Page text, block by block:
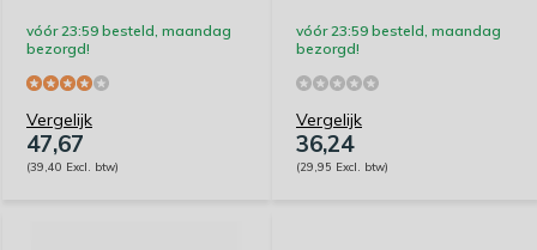
vóór 23:59 besteld, maandag
bezorgd!
Vergelijk
47,67
(39,40 Excl. btw)
vóór 23:59 besteld, maandag
bezorgd!
Vergelijk
36,24
(29,95 Excl. btw)